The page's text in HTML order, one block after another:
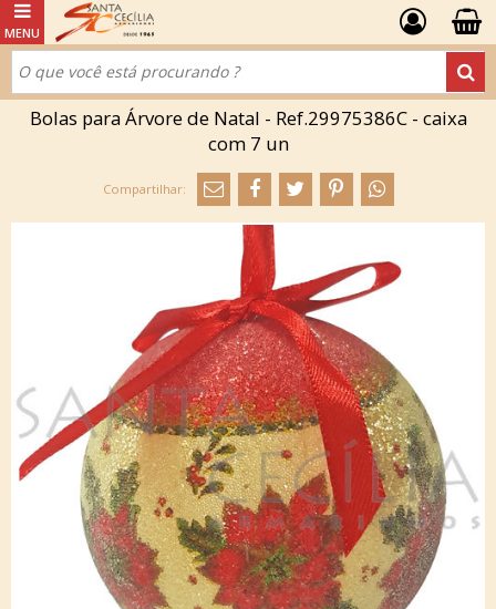
Bolas para Árvore de Natal - Ref.29975386C - caixa
com 7 un